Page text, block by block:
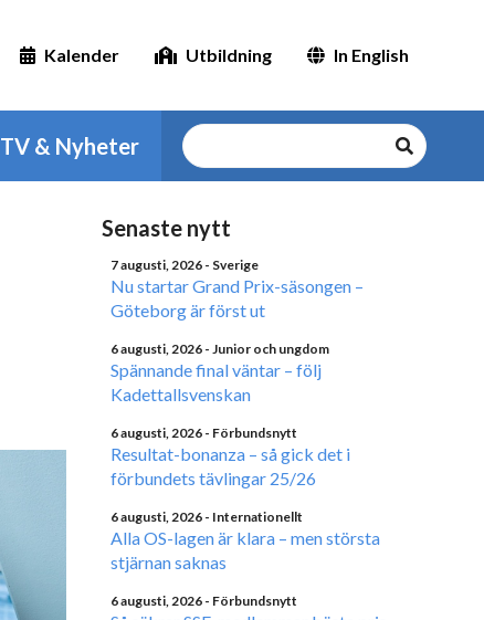
Kalender Utbildning In English
TV & Nyheter
Senaste nytt
7 augusti, 2026 - Sverige
Nu startar Grand Prix-säsongen –
Göteborg är först ut
6 augusti, 2026 - Junior och ungdom
Spännande final väntar – följ
Kadettallsvenskan
6 augusti, 2026 - Förbundsnytt
Resultat-bonanza – så gick det i
förbundets tävlingar 25/26
6 augusti, 2026 - Internationellt
Alla OS-lagen är klara – men största
stjärnan saknas
6 augusti, 2026 - Förbundsnytt